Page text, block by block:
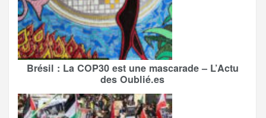
Brésil : La COP30 est une mascarade – L’Actu
des Oublié.es